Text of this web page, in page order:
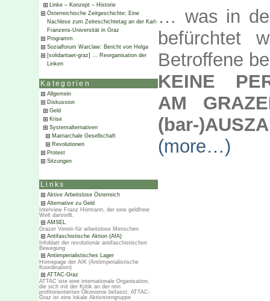
Linke – Konzept – Historie
Österreichische Zeitgeschichte: Eine
Nachlese zum Zeiteschichtetag an der Karl-
Franzens-Universität in Graz
Programm
Sozialforum Warclaw: Bericht von Helga
[solidaritaet-graz] … Reorganisation der
Linken
Kategorien
Allgemein
Diskussion
Geld
Krise
Systemalternativen
Matriarchale Gesellschaft
Revolutionen
Protest
Sitzungen
Links
Aktive Arbeitslose Österreich
Alternative zu Geld
Interview Franz Hörmann, der eine geldfreie
Welt darstellt.
AMSEL
Grazer Verein für arbeitslose Menschen
Antifaschistische Aktion (AfA)
Infoblatt der revolutionär antifaschistischen
Bewegung
Antiimperialistisches Lager
Homepage der AIK (Antiimperialistische
Koordination)
ATTAC-Graz
ATTAC iste eine internationale Organisation,
die sich mit der Kritik an der rein
profitorientierten Ökonomie befasst; ATTAC-
Graz ist eine lokale Aktivistengruppe
… was in
befürchtet
Betroffene
KEINE
AM
(bar-
(more…)